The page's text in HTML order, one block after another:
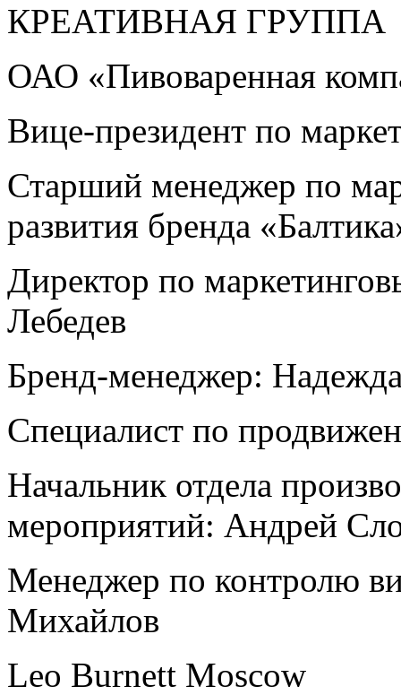
КРЕАТИВНАЯ ГРУППА
ОАО «Пивоваренная
Вице-президент по
Старший менеджер по
развития бренда
Директор по
Лебедев
Бренд-менеджер:
Специалист по
Начальник отдела
мероприятий: Андрей
Менеджер по контролю
Михайлов
Leo Burnett Moscow